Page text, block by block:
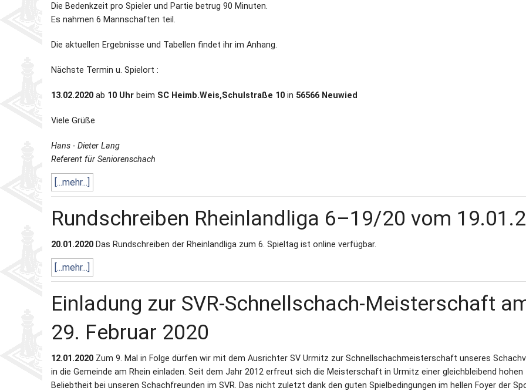
Die Bedenkzeit pro Spieler und Partie betrug 90 Minuten.
Es nahmen 6 Mannschaften teil.
Die aktuellen Ergebnisse und Tabellen findet ihr im Anhang.
Nächste Termin u. Spielort :
13.02.2020 ab 10 Uhr beim SC Heimb.Weis,Schulstraße 10 in 56566 Neuwied
Viele Grüße
Hans - Dieter Lang
Referent für Seniorenschach
[...mehr...]
Rundschreiben Rheinlandliga 6–19/20 vom
20.01.2020 Das Rundschreiben der Rheinlandliga zum 6. Spieltag ist online verfügbar.
[...mehr...]
Einladung zur SVR-Schnellschach-Meisterschaft
29. Februar 2020
12.01.2020 Zum 9. Mal in Folge dürfen wir mit dem Ausrichter SV Urmitz zur Schnellschachmeisterschaft unseres
in die Gemeinde am Rhein einladen. Seit dem Jahr 2012 erfreut sich die Meisterschaft in Urmitz einer gleichbleibend hohen
Beliebtheit bei unseren Schachfreunden im SVR. Das nicht zuletzt dank den guten Spielbedingungen im hellen Foyer der